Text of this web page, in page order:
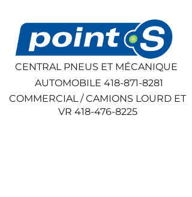
CENTRAL PNEUS ET MÉCANIQUE
AUTOMOBILE 418-871-8281
COMMERCIAL / CAMIONS LOURD ET
VR 418-476-8225